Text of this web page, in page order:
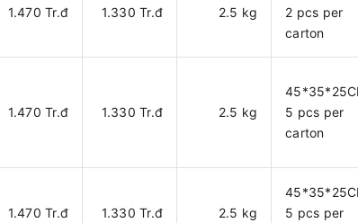
1.470 Tr.đ 1.330 Tr.đ 2.5 kg
2 pcs per
carton
1.470 Tr.đ 1.330 Tr.đ 2.5 kg
5 pcs per
carton
1.470 Tr.đ 1.330 Tr.đ 2.5 kg
5 pcs per